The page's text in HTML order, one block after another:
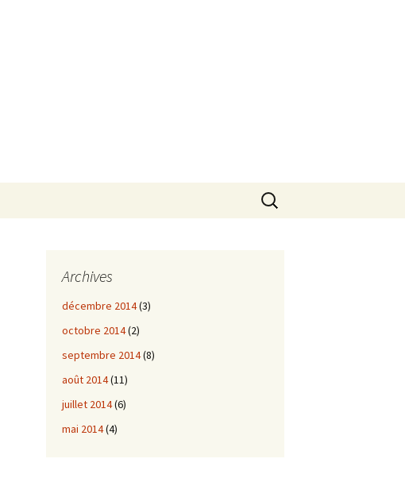
Rechercher :
Archives
décembre 2014(3)
octobre 2014(2)
septembre 2014(8)
août 2014(11)
juillet 2014(6)
mai 2014(4)